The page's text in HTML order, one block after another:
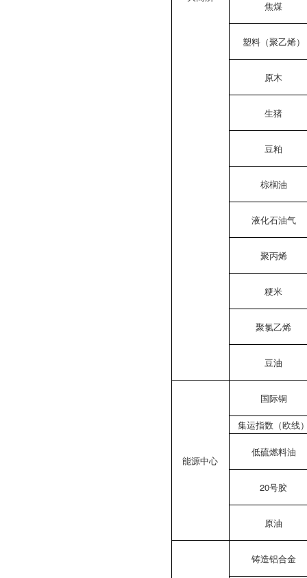
焦煤
塑料（聚乙烯）
原木
生猪
豆粕
棕榈油
液化石油气
聚丙烯
粳米
聚氯乙烯
豆油
能源中心
国际铜
集运指数（欧线
低硫燃料油
20号胶
原油
铸造铝合金